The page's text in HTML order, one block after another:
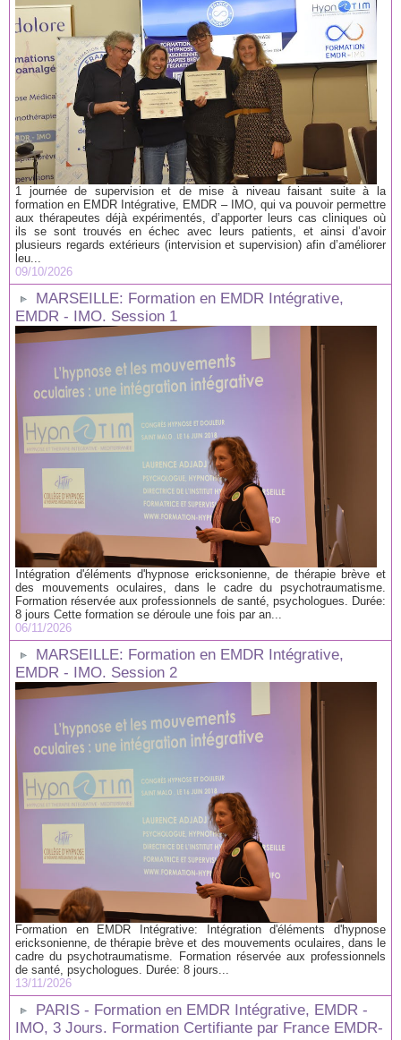
1 journée de supervision et de mise à niveau faisant suite à la
formation en EMDR Intégrative, EMDR – IMO, qui va pouvoir permettre
aux thérapeutes déjà expérimentés, d’apporter leurs cas cliniques où
ils se sont trouvés en échec avec leurs patients, et ainsi d’avoir
plusieurs regards extérieurs (intervision et supervision) afin d’améliorer
leu...
09/10/2026
MARSEILLE: Formation en EMDR Intégrative,
EMDR - IMO. Session 1
Intégration d'éléments d'hypnose ericksonienne, de thérapie brève et
des mouvements oculaires, dans le cadre du psychotraumatisme.
Formation réservée aux professionnels de santé, psychologues. Durée:
8 jours Cette formation se déroule une fois par an...
06/11/2026
MARSEILLE: Formation en EMDR Intégrative,
EMDR - IMO. Session 2
Formation en EMDR Intégrative: Intégration d'éléments d'hypnose
ericksonienne, de thérapie brève et des mouvements oculaires, dans le
cadre du psychotraumatisme. Formation réservée aux professionnels
de santé, psychologues. Durée: 8 jours...
13/11/2026
PARIS - Formation en EMDR Intégrative, EMDR -
IMO, 3 Jours. Formation Certifiante par France EMDR-